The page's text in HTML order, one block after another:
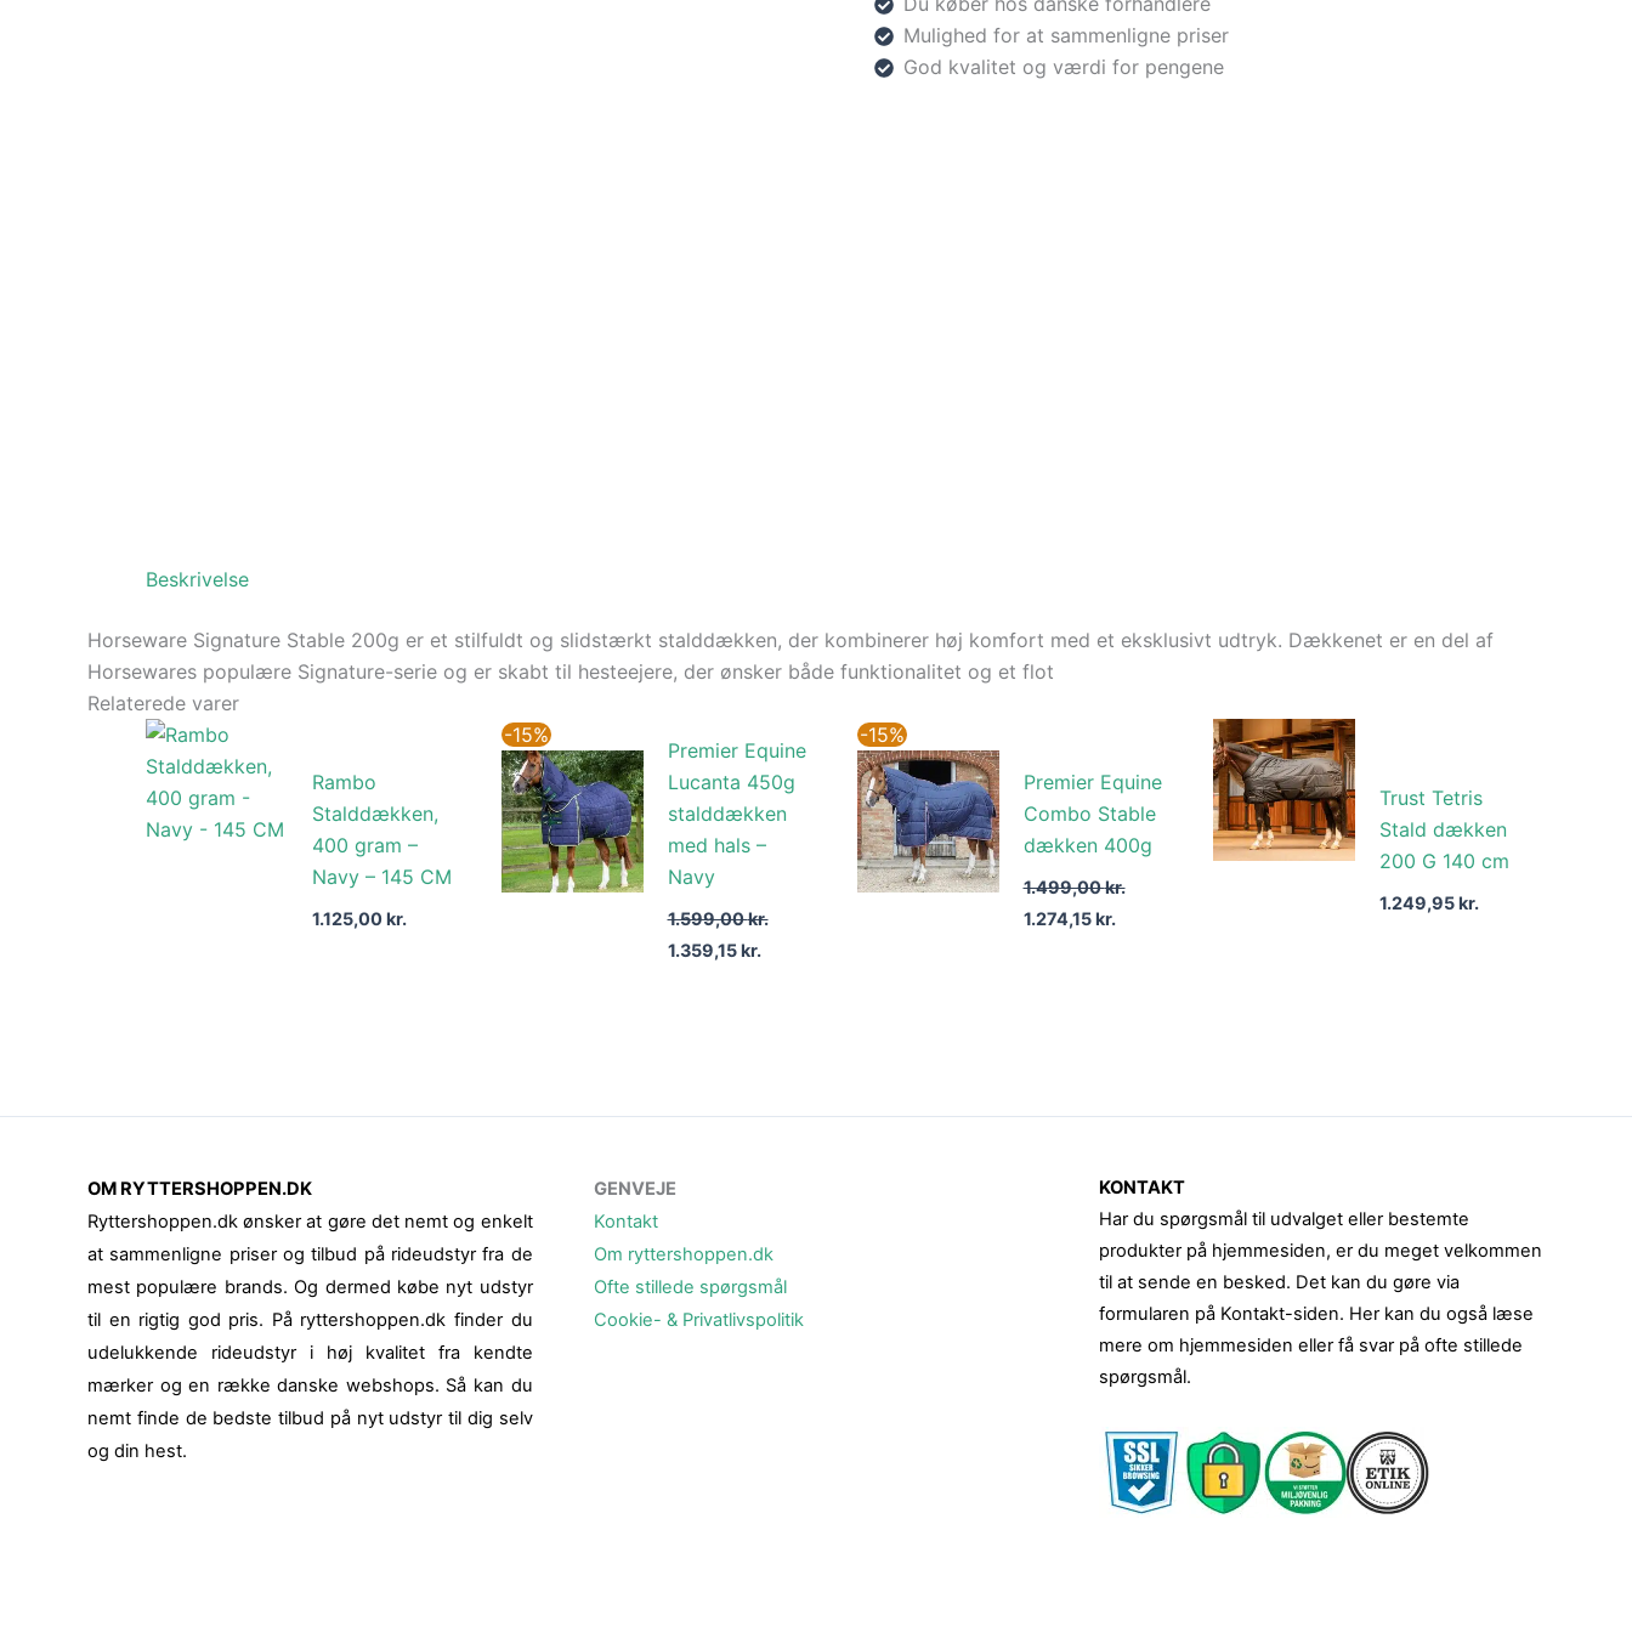
Mulighed for at sammenligne priser
God kvalitet og værdi for pengene
Beskrivelse
Horseware Signature Stable 200g er et stilfuldt og slidstærkt stalddækken, der kombinerer høj komfort med et eksklusivt udtryk. Dækkenet er en del af
Horsewares populære Signature-serie og er skabt til hesteejere, der ønsker både funktionalitet og et flot
Relaterede varer
Rambo
Stalddækken,
400 gram –
Navy – 145 CM
1.125,00kr.
-15%
Premier Equine
Lucanta 450g
stalddækken
med hals –
Navy
1.599,00kr.
oprindelige
pris
var:
1.599,00 kr..
1.359,15kr.
aktuelle
pris
er:
1.359,15 kr..
-15%
Premier Equine
Combo Stable
dækken 400g
1.499,00kr.
pris
var:
1.499,00 kr..
1.274,15kr.
pris
er:
1.274,15 kr..
Trust Tetris
Stald dækken
200 G 140 cm
1.249,95kr.
OM RYTTERSHOPPEN.DK
Ryttershoppen.dk ønsker at gøre det nemt og enkelt
at sammenligne priser og tilbud på rideudstyr fra de
mest populære brands. Og dermed købe nyt udstyr
til en rigtig god pris. På ryttershoppen.dk finder du
udelukkende rideudstyr i høj kvalitet fra kendte
mærker og en række danske webshops. Så kan du
nemt finde de bedste tilbud på nyt udstyr til dig selv
og din hest.
GENVEJE
Kontakt
Om ryttershoppen.dk
Ofte stillede spørgsmål
Cookie- & Privatlivspolitik
KONTAKT
Har du spørgsmål til udvalget eller bestemte
produkter på hjemmesiden, er du meget velkommen
til at sende en besked. Det kan du gøre via
formularen på Kontakt-siden. Her kan du også læse
mere om hjemmesiden eller få svar på ofte stillede
spørgsmål.